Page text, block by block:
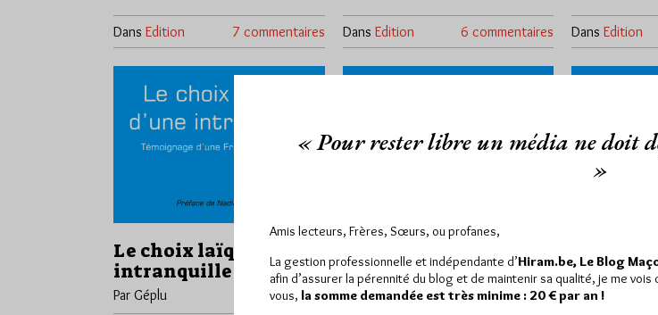
Dans Edition 7 commentaires Dans Edition 6 commentaires DansEdition
Le choix laïque d’une
intranquille
Par Géplu
Un 20e titre chez
« Débats Laïques »
Par Géplu
un
« Pour rester libre un média ne doit
»
Amis lecteurs, Frères, Sœurs, ou profanes,
La gestion professionnelle et indépendante d’Hiram.be, Le Blog
afin d’assurer la pérennité du blog et de maintenir sa qualité, je me
vous, la somme demandée est très minime : 20 € par an !